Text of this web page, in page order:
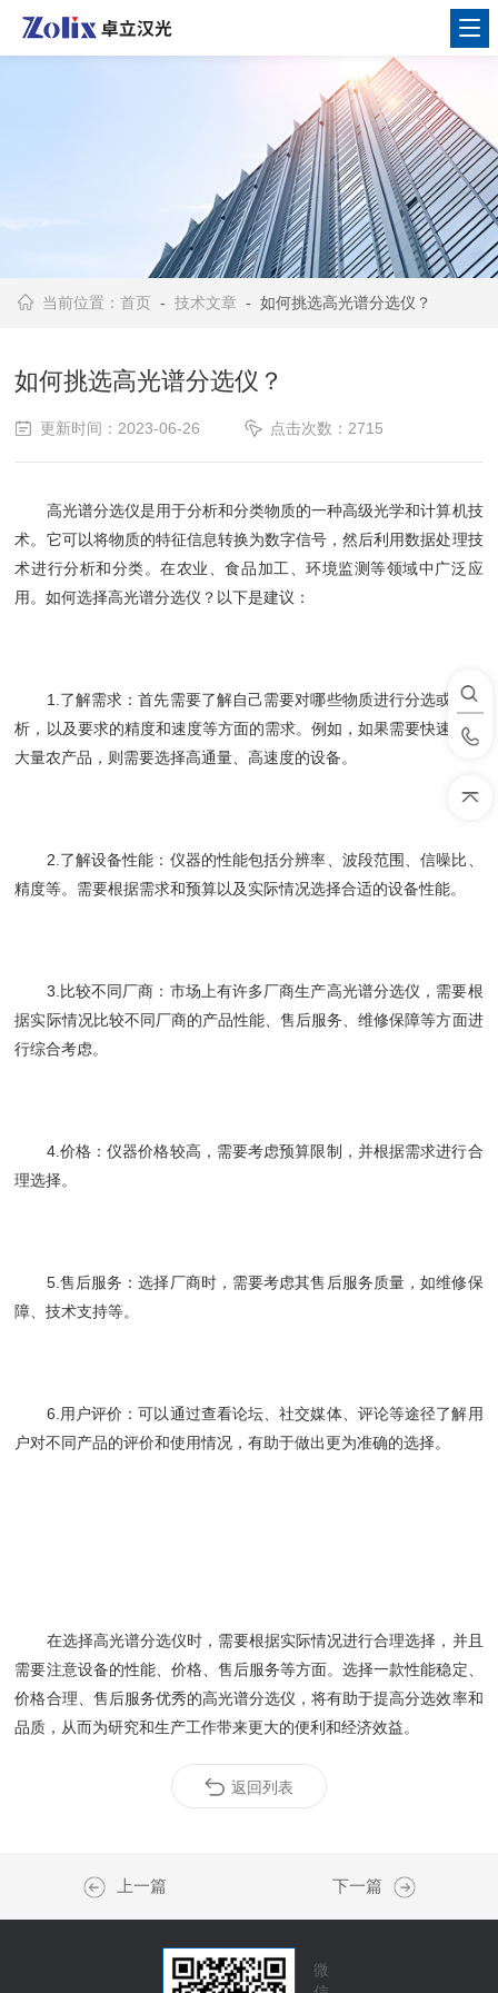
当前位置：首页 -技术文章 - 如何挑选高光谱分选仪？
如何挑选高光谱分选仪？
更新时间：2023-06-26 点击次数：2715
高光谱分选仪是用于分析和分类物质的一种高级光学和计算机技
术。它可以将物质的特征信息转换为数字信号，然后利用数据处理技
术进行分析和分类。在农业、食品加工、环境监测等领域中广泛应
用。如何选择高光谱分选仪？以下是建议：
1.了解需求：首先需要了解自己需要对哪些物质进行分选或者分
析，以及要求的精度和速度等方面的需求。例如，如果需要快速分选
大量农产品，则需要选择高通量、高速度的设备。
2.了解设备性能：仪器的性能包括分辨率、波段范围、信噪比、
精度等。需要根据需求和预算以及实际情况选择合适的设备性能。
3.比较不同厂商：市场上有许多厂商生产高光谱分选仪，需要根
据实际情况比较不同厂商的产品性能、售后服务、维修保障等方面进
行综合考虑。
4.价格：仪器价格较高，需要考虑预算限制，并根据需求进行合
理选择。
5.售后服务：选择厂商时，需要考虑其售后服务质量，如维修保
障、技术支持等。
6.用户评价：可以通过查看论坛、社交媒体、评论等途径了解用
户对不同产品的评价和使用情况，有助于做出更为准确的选择。
在选择高光谱分选仪时，需要根据实际情况进行合理选择，并且
需要注意设备的性能、价格、售后服务等方面。选择一款性能稳定、
价格合理、售后服务优秀的高光谱分选仪，将有助于提高分选效率和
品质，从而为研究和生产工作带来更大的便利和经济效益。
返回列表
上一篇 下一篇
微